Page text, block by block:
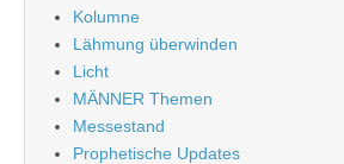
Kolumne
Lähmung überwinden
Licht
MÄNNER Themen
Messestand
Prophetische Updates